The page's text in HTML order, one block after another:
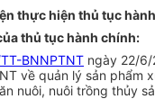
thực hiện thủ tục
thủ tục hành chính:
BNNPTNT ngày 22/6/
về quản lý sản phẩm
nuôi, nuôi trồng thủy